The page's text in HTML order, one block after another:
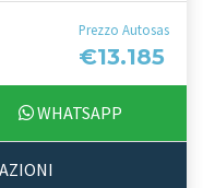
Prezzo Autosas
€13.185
WHATSAPP